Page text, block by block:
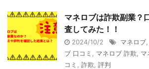
マネロブは詐欺副業？
査してみた！！
2024/10/2 マネロブ
ブ 口コミ
マネロブ 詐欺 マ
コミ
詐欺 評判